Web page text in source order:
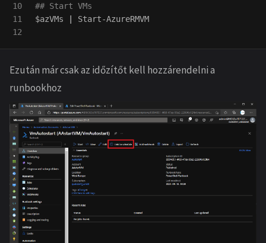
10
11
## Start VMs
$azVMs
Start-AzureRMVM
Ezután már csak az időzítőt kell hozzárendelni a
runbookhoz